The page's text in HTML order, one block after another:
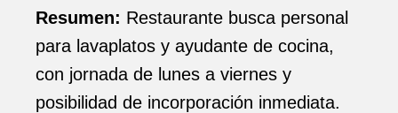
Resumen: Restaurante busca personal
para lavaplatos y ayudante de cocina,
con jornada de lunes a viernes y
posibilidad de incorporación inmediata.